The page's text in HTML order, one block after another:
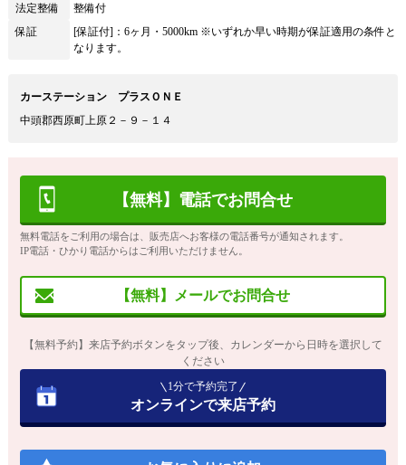
法定整備
整備付
保証
[保証付]：6ヶ月・5000km ※いずれか早い時期が保証適用の条件と
なります。
カーステーション プラスＯＮＥ
中頭郡西原町上原２－９－１４
【無料】電話でお問合せ
無料電話をご利用の場合は、販売店へお客様の電話番号が通知されます。
IP電話・ひかり電話からはご利用いただけません。
【無料】メールでお問合せ
【無料予約】来店予約ボタンをタップ後、カレンダーから日時を選択して
ください
1分で予約完了
オンラインで来店予約